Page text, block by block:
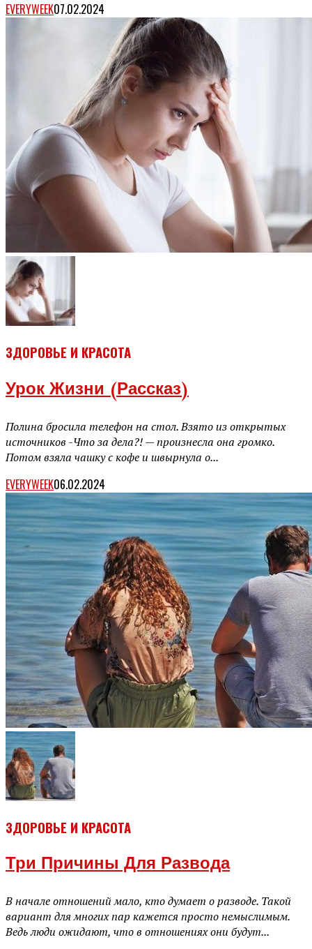
EVERYWEEK07.02.2024
ЗДОРОВЬЕ И КРАСОТА
Урок Жизни (рассказ)
Полина бросила телефон на стол. Взято из открытых
источников -Что за дела?! — произнесла она громко.
Потом взяла чашку с кофе и швырнула о...
EVERYWEEK06.02.2024
ЗДОРОВЬЕ И КРАСОТА
Три Причины Для Развода
В начале отношений мало, кто думает о разводе. Такой
вариант для многих пар кажется просто немыслимым.
Ведь люди ожидают, что в отношениях они будут...